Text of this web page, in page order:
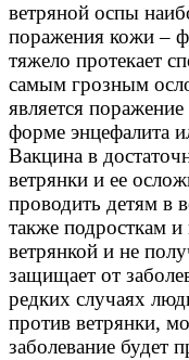
ветряной оспы
поражения кожи –
тяжело протекает
самым грозным
является
форме энцефалита
Вакцина в
ветрянки и ее
проводить детям в
также подросткам
ветрянкой и не
защищает от
редких случаях
против ветрянки,
заболевание будет